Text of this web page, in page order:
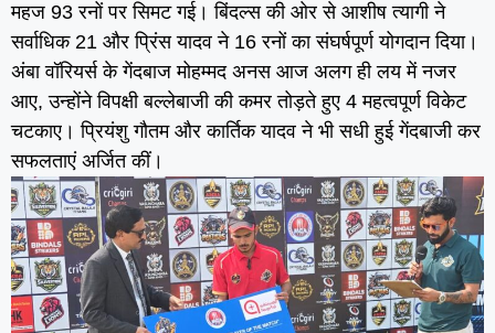
महज 93 रनों पर सिमट गई। बिंदल्स की ओर से आशीष त्यागी ने
सर्वाधिक 21 और प्रिंस यादव ने 16 रनों का संघर्षपूर्ण योगदान दिया।
अंबा वॉरियर्स के गेंदबाज मोहम्मद अनस आज अलग ही लय में नजर
आए, उन्होंने विपक्षी बल्लेबाजी की कमर तोड़ते हुए 4 महत्वपूर्ण विकेट
चटकाए। प्रियंशु गौतम और कार्तिक यादव ने भी सधी हुई गेंदबाजी कर
सफलताएं अर्जित कीं।